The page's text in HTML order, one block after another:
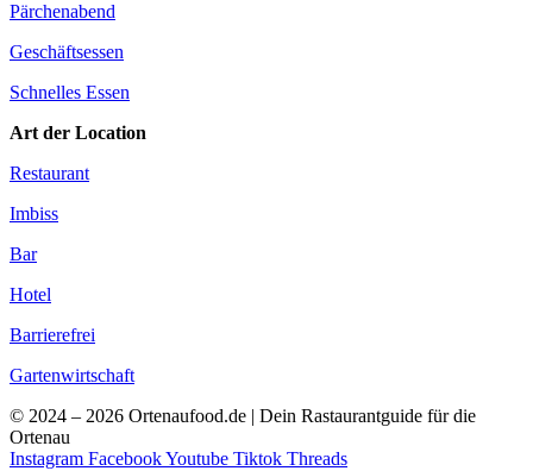
Pärchenabend
Geschäftsessen
Schnelles Essen
Art der Location
Restaurant
Imbiss
Bar
Hotel
Barrierefrei
Gartenwirtschaft
© 2024 – 2026 Ortenaufood.de | Dein Rastaurantguide für die
Ortenau
Instagram FacebookYoutube Tiktok Threads